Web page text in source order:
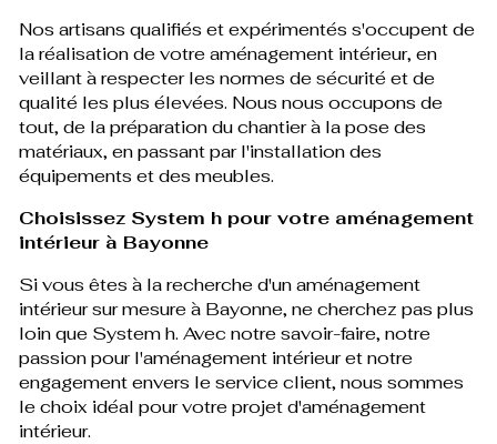
Nos artisans qualifiés et expérimentés s'occupent de
la réalisation de votre aménagement intérieur, en
veillant à respecter les normes de sécurité et de
qualité les plus élevées. Nous nous occupons de
tout, de la préparation du chantier à la pose des
matériaux, en passant par l'installation des
équipements et des meubles.
Choisissez System h pour votre aménagement
intérieur à Bayonne
Si vous êtes à la recherche d'un aménagement
intérieur sur mesure à Bayonne, ne cherchez pas plus
loin que System h. Avec notre savoir-faire, notre
passion pour l'aménagement intérieur et notre
engagement envers le service client, nous sommes
le choix idéal pour votre projet d'aménagement
intérieur.